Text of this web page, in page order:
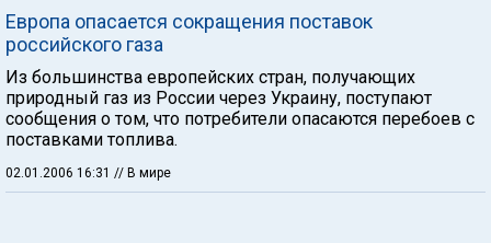
Европа опасается сокращения поставок
российского газа
Из большинства европейских стран, получающих
природный газ из России через Украину, поступают
сообщения о том, что потребители опасаются перебоев с
поставками топлива.
02.01.2006 16:31 // В мире